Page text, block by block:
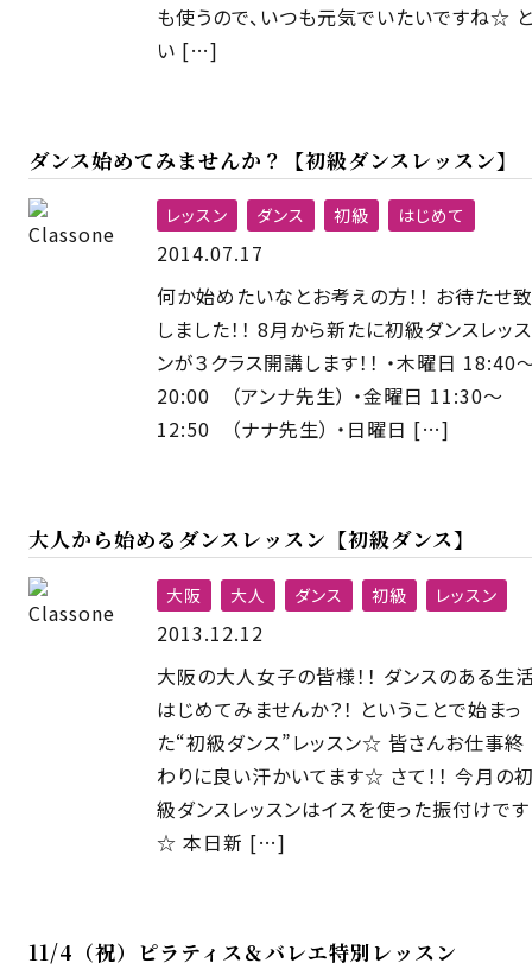
も使うので、いつも元気でいたいですね☆
い […]
ダンス始めてみませんか？【初級ダンスレッスン】
レッスン ダンス 初級 はじめて
2014.07.17
何か始めたいなとお考えの方！！ お待たせ致
しました！！ 8月から新たに初級ダンスレッス
ンが３クラス開講します！！ ・木曜日 18:40
20:00 （アンナ先生） ・金曜日 11:30〜
12:50 （ナナ先生） ・日曜日 […]
大人から始めるダンスレッスン【初級ダンス】
大阪 大人 ダンス 初級 レッスン
2013.12.12
大阪の大人女子の皆様！！ ダンスのある生
はじめてみませんか？！ ということで始まっ
た“初級ダンス”レッスン☆ 皆さんお仕事終
わりに良い汗かいてます☆ さて！！ 今月の
級ダンスレッスンはイスを使った振付けです
☆ 本日新 […]
11/4（祝）ピラティス＆バレエ特別レッスン